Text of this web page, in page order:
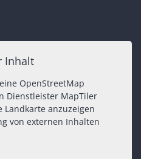
Inhalt
OpenStreetMap
Dienstleister MapTiler
anzuzeigen
von externen Inhalten